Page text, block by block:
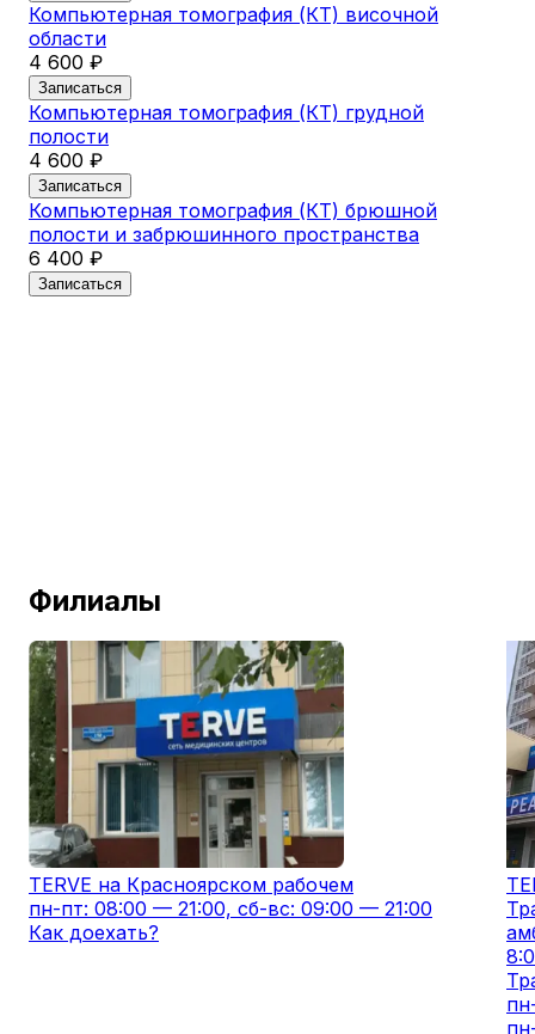
Компьютерная томография (КТ) височной
области
4 600 ₽
Записаться
Компьютерная томография (КТ) грудной
полости
4 600 ₽
Записаться
Компьютерная томография (КТ) брюшной
полости и забрюшинного пространства
6 400 ₽
Записаться
Филиалы
TERVE на Красноярском рабочем
пн-пт: 08:00 — 21:00, сб-вс: 09:00 — 21:00
Как доехать?